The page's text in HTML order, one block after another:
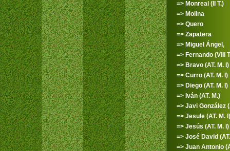
=> Monreal (II T.)
=> Molina
=> Quero
=> Zapatera
=> Miguel Ángel,
=> Fernando (VIII
=> Bravo (AT. M. I)
=> Curro (AT. M. I)
=> Diego (AT. M. I)
=> Iván (AT. M.)
=> Javi González
=> Jesule (AT. M. I)
=> Jesús (AT. M. I)
=> José David
=> Juan Antonio